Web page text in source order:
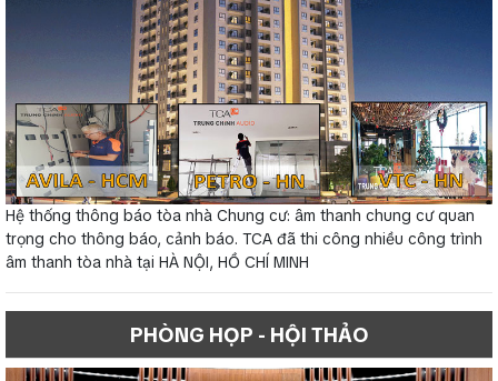
Hệ thống thông báo tòa nhà Chung cư: âm thanh chung cư quan
trọng cho thông báo, cảnh báo. TCA đã thi công nhiều công trình
âm thanh tòa nhà tại HÀ NỘI, HỒ CHÍ MINH
PHÒNG HỌP - HỘI THẢO